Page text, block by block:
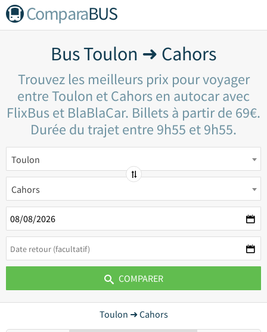
ComparaBUS
Bus Toulon ➜ Cahors
Trouvez les meilleurs prix pour voyager
entre Toulon et Cahors en autocar avec
FlixBus et BlaBlaCar. Billets à partir de 69€.
Durée du trajet entre 9h55 et 9h55.
Toulon
Cahors
COMPARER
Toulon ➜ Cahors